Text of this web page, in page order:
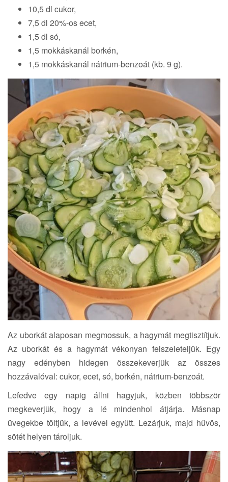
10,5 dl cukor,
7,5 dl 20%-os ecet,
1,5 dl só,
1,5 mokkáskanál borkén,
1,5 mokkáskanál nátrium-benzoát (kb. 9 g).
Az uborkát alaposan megmossuk, a hagymát megtisztítjuk.
Az uborkát és a hagymát vékonyan felszeleteljük. Egy
nagy edényben hidegen összekeverjük az összes
hozzávalóval: cukor, ecet, só, borkén, nátrium-benzoát.
Lefedve egy napig állni hagyjuk, közben többször
megkeverjük, hogy a lé mindenhol átjárja. Másnap
üvegekbe töltjük, a levével együtt. Lezárjuk, majd hűvös,
sötét helyen tároljuk.